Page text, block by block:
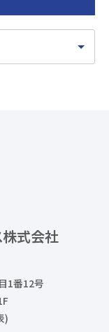
株式会社
1番12号
)